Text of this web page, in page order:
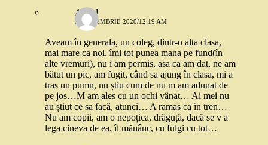
Anaid
3 SEPTEMBRIE 2020/12:19 AM
Aveam în generala, un coleg, dintr-o alta clasa,
mai mare ca noi, îmi tot punea mana pe fund(în
alte vremuri), nu i am permis, asa ca am dat, ne am
bătut un pic, am fugit, când sa ajung în clasa, mi a
tras un pumn, nu știu cum de nu m am adunat de
pe jos…M am ales cu un ochi vânat… Ai mei nu
au știut ce sa facă, atunci… A ramas ca în tren…
Nu am copii, am o nepoțica, drăguță, dacă se v a
lega cineva de ea, îl mănânc, cu fulgi cu tot…